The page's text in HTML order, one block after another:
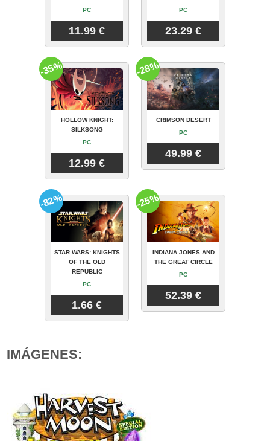
PC
11.99 €
PC
23.29 €
HOLLOW KNIGHT:
SILKSONG
PC
12.99 €
-35%
CRIMSON DESERT
PC
49.99 €
-28%
STAR WARS: KNIGHTS
OF THE OLD
REPUBLIC
PC
1.66 €
-82%
INDIANA JONES AND
THE GREAT CIRCLE
PC
52.39 €
-25%
IMÁGENES: